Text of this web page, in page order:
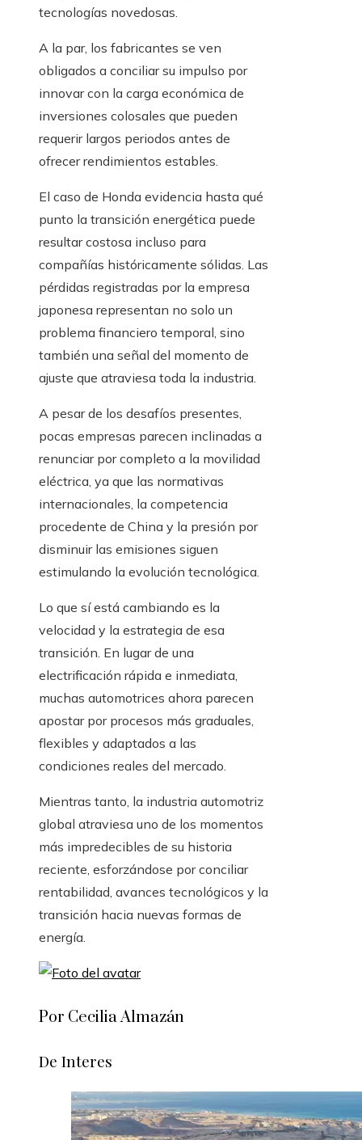
tecnologías novedosas.
A la par, los fabricantes se ven
obligados a conciliar su impulso por
innovar con la carga económica de
inversiones colosales que pueden
requerir largos periodos antes de
ofrecer rendimientos estables.
El caso de Honda evidencia hasta qué
punto la transición energética puede
resultar costosa incluso para
compañías históricamente sólidas. Las
pérdidas registradas por la empresa
japonesa representan no solo un
problema financiero temporal, sino
también una señal del momento de
ajuste que atraviesa toda la industria.
A pesar de los desafíos presentes,
pocas empresas parecen inclinadas a
renunciar por completo a la movilidad
eléctrica, ya que las normativas
internacionales, la competencia
procedente de China y la presión por
disminuir las emisiones siguen
estimulando la evolución tecnológica.
Lo que sí está cambiando es la
velocidad y la estrategia de esa
transición. En lugar de una
electrificación rápida e inmediata,
muchas automotrices ahora parecen
apostar por procesos más graduales,
flexibles y adaptados a las
condiciones reales del mercado.
Mientras tanto, la industria automotriz
global atraviesa uno de los momentos
más impredecibles de su historia
reciente, esforzándose por conciliar
rentabilidad, avances tecnológicos y la
transición hacia nuevas formas de
energía.
Por Cecilia Almazán
De Interes